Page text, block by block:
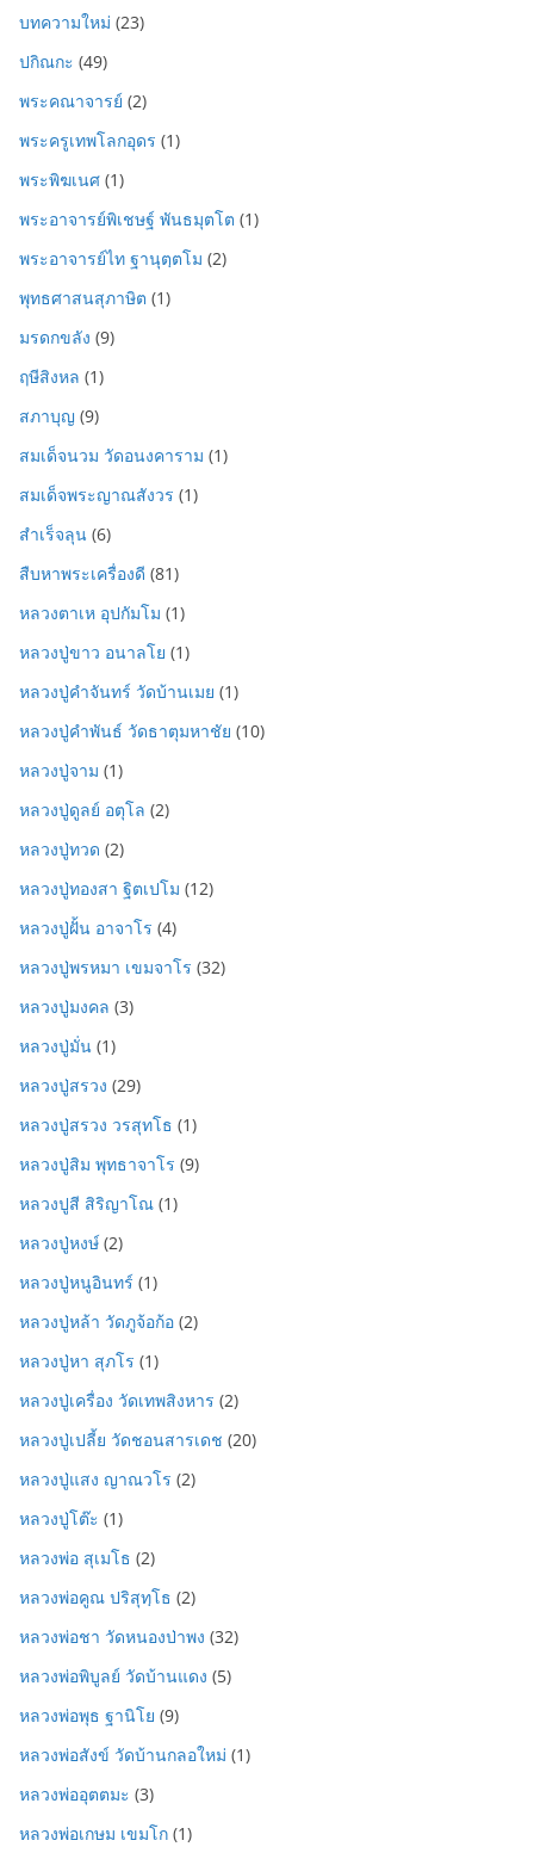
บทความใหม่ (23)
ปกิณกะ (49)
พระคณาจารย์ (2)
พระครูเทพโลกอุดร (1)
พระพิฆเนศ (1)
พระอาจารย์พิเชษฐ์ พันธมุตโต (1)
พระอาจารย์ไท ฐานุตฺตโม (2)
พุทธศาสนสุภาษิต (1)
มรดกขลัง (9)
ฤษีสิงหล (1)
สภาบุญ (9)
สมเด็จนวม วัดอนงคาราม (1)
สมเด็จพระญาณสังวร (1)
สำเร็จลุน (6)
สืบหาพระเครื่องดี (81)
หลวงตาเห อุปกัมโม (1)
หลวงปู่ขาว อนาลโย (1)
หลวงปู่คำจันทร์ วัดบ้านเมย (1)
หลวงปู่คำพันธ์ วัดธาตุมหาชัย (10)
หลวงปู่จาม (1)
หลวงปู่ดูลย์ อตุโล (2)
หลวงปู่ทวด (2)
หลวงปู่ทองสา ฐิตเปโม (12)
หลวงปู่ฝั้น อาจาโร (4)
หลวงปู่พรหมา เขมจาโร (32)
หลวงปู่มงคล (3)
หลวงปู่มั่น (1)
หลวงปู่สรวง (29)
หลวงปู่สรวง วรสุทโธ (1)
หลวงปู่สิม พุทธาจาโร (9)
หลวงปูสี สิริญาโณ (1)
หลวงปู่หงษ์ (2)
หลวงปู่หนูอินทร์ (1)
หลวงปู่หล้า วัดภูจ้อก้อ (2)
หลวงปู่หา สุภโร (1)
หลวงปู่เครื่อง วัดเทพสิงหาร (2)
หลวงปู่เปลี้ย วัดชอนสารเดช (20)
หลวงปู่แสง ญาณวโร (2)
หลวงปู่โต๊ะ (1)
หลวงพ่อ สุเมโธ (2)
หลวงพ่อคูณ ปริสุทฺโธ (2)
หลวงพ่อชา วัดหนองป่าพง (32)
หลวงพ่อพิบูลย์ วัดบ้านแดง (5)
หลวงพ่อพุธ ฐานิโย (9)
หลวงพ่อสังข์ วัดบ้านกลอใหม่ (1)
หลวงพ่ออุตตมะ (3)
หลวงพ่อเกษม เขมโก (1)